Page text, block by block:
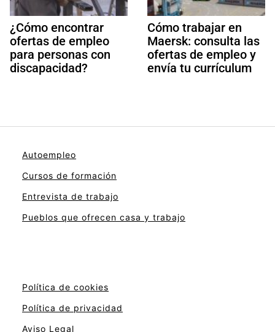
¿Cómo encontrar
ofertas de empleo
para personas con
discapacidad?
Cómo trabajar en
Maersk: consulta las
ofertas de empleo y
envía tu currículum
Autoempleo
Cursos de formación
Entrevista de trabajo
Pueblos que ofrecen casa y trabajo
Política de cookies
Política de privacidad
Aviso Legal